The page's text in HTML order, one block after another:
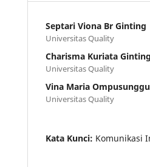
Septari Viona Br Ginting
Universitas Quality
Charisma Kuriata Ginting
Universitas Quality
Vina Maria Ompusunggu
Universitas Quality
Kata Kunci: Komunikasi